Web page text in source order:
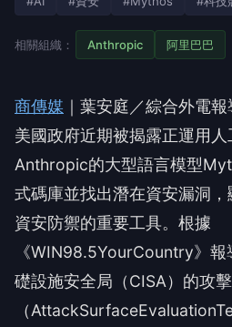
相關組織： Anthropic 阿里巴巴
商傳媒 ｜葉安庭／綜合外電報
美國政府近期被揭露正運用人
Anthropic的大型語言模型
式碼庫並找出潛在資安漏洞
資安防禦的重要工具。根據
《WIN98.5YourCountry》
礎設施安全局（CISA）的攻
（